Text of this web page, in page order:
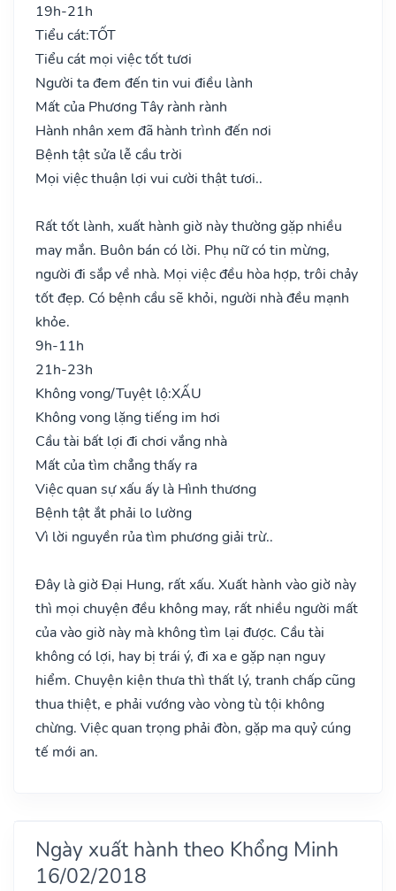
19h-21h
Tiểu cát:TỐT
Tiểu cát mọi việc tốt tươi
Người ta đem đến tin vui điều lành
Mất của Phương Tây rành rành
Hành nhân xem đã hành trình đến nơi
Bệnh tật sửa lễ cầu trời
Mọi việc thuận lợi vui cười thật tươi..
Rất tốt lành, xuất hành giờ này thường gặp nhiều
may mắn. Buôn bán có lời. Phụ nữ có tin mừng,
người đi sắp về nhà. Mọi việc đều hòa hợp, trôi chảy
tốt đẹp. Có bệnh cầu sẽ khỏi, người nhà đều mạnh
khỏe.
9h-11h
21h-23h
Không vong/Tuyệt lộ:XẤU
Không vong lặng tiếng im hơi
Cầu tài bất lợi đi chơi vắng nhà
Mất của tìm chẳng thấy ra
Việc quan sự xấu ấy là Hình thương
Bệnh tật ắt phải lo lường
Vì lời nguyền rủa tìm phương giải trừ..
Đây là giờ Đại Hung, rất xấu. Xuất hành vào giờ này
thì mọi chuyện đều không may, rất nhiều người mất
của vào giờ này mà không tìm lại được. Cầu tài
không có lợi, hay bị trái ý, đi xa e gặp nạn nguy
hiểm. Chuyện kiện thưa thì thất lý, tranh chấp cũng
thua thiệt, e phải vướng vào vòng tù tội không
chừng. Việc quan trọng phải đòn, gặp ma quỷ cúng
tế mới an.
Ngày xuất hành theo Khổng Minh
16/02/2018